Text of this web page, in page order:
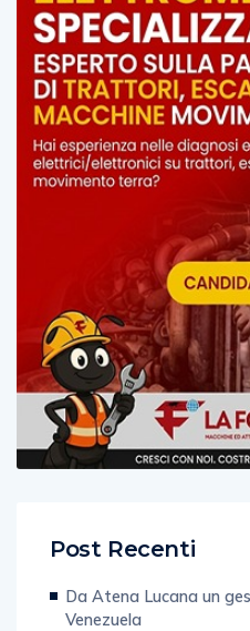
Post Recenti
Da Atena Lucana un
Venezuela